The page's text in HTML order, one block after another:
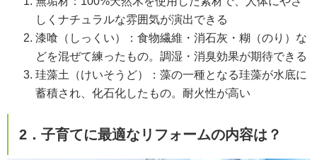
しくナチュラルな雰囲気が演出できる
漆喰（しっくい）：食物繊維・消石灰・糊（のり）な
どを混ぜて練ったもの。調湿・消臭効果が期待できる
珪藻土（けいそうど）：藻の一種となる珪藻が水底に
蓄積され、化石化したもの。耐火性が高い
2．子育てに最適なリフォームの内容は？